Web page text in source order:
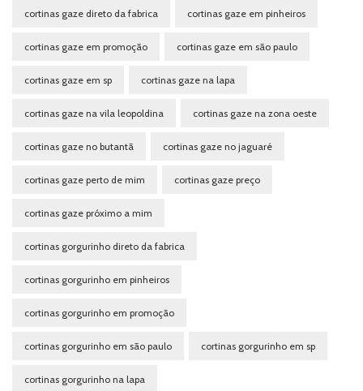
cortinas gaze direto da fabrica cortinas gaze em pinheiros
cortinas gaze em promoção cortinas gaze em são paulo
cortinas gaze em sp cortinas gaze na lapa
cortinas gaze na vila leopoldina cortinas gaze na zona oeste
cortinas gaze no butantã cortinas gaze no jaguaré
cortinas gaze perto de mim cortinas gaze preço
cortinas gaze próximo a mim
cortinas gorgurinho direto da fabrica
cortinas gorgurinho em pinheiros
cortinas gorgurinho em promoção
cortinas gorgurinho em são paulo cortinas gorgurinho em sp
cortinas gorgurinho na lapa